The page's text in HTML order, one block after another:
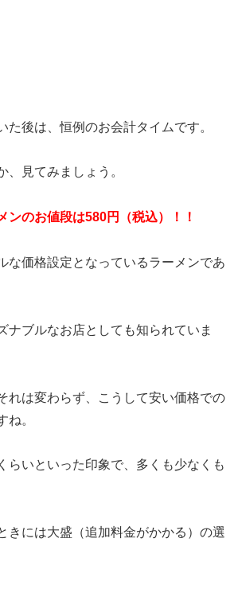
た後は、恒例のお会計タイムです。
、見てみましょう。
ンのお値段は580円（税込）！！
な価格設定となっているラーメンであ
ナブルなお店としても知られていま
れは変わらず、こうして安い価格での
ね。
らいといった印象で、多くも少なくも
きには大盛（追加料金がかかる）の選